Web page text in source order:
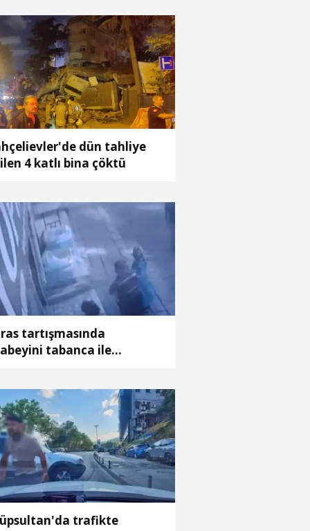
dün tahliye
4 katlı bina çöktü
tartışmasında
tabanca ile
trafikte